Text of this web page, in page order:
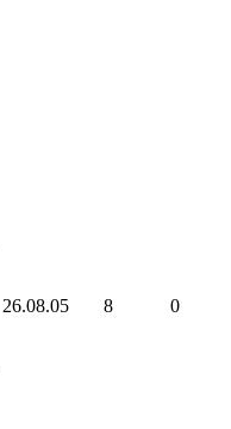
26.08.05 8 0